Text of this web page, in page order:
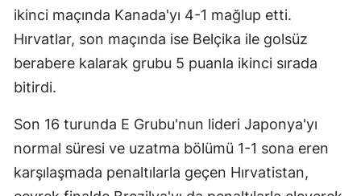
Muş
Nevşehir
Rize
Sakarya
ikinci maçında Kanada'yı 4-1 mağlup etti.
Hırvatlar, son maçında ise Belçika ile golsüz
berabere kalarak grubu 5 puanla ikinci sırada
bitirdi.
Son 16 turunda E Grubu'nun lideri Japonya'yı
normal süresi ve uzatma bölümü 1-1 sona eren
karşılaşmada penaltılarla geçen Hırvatistan,